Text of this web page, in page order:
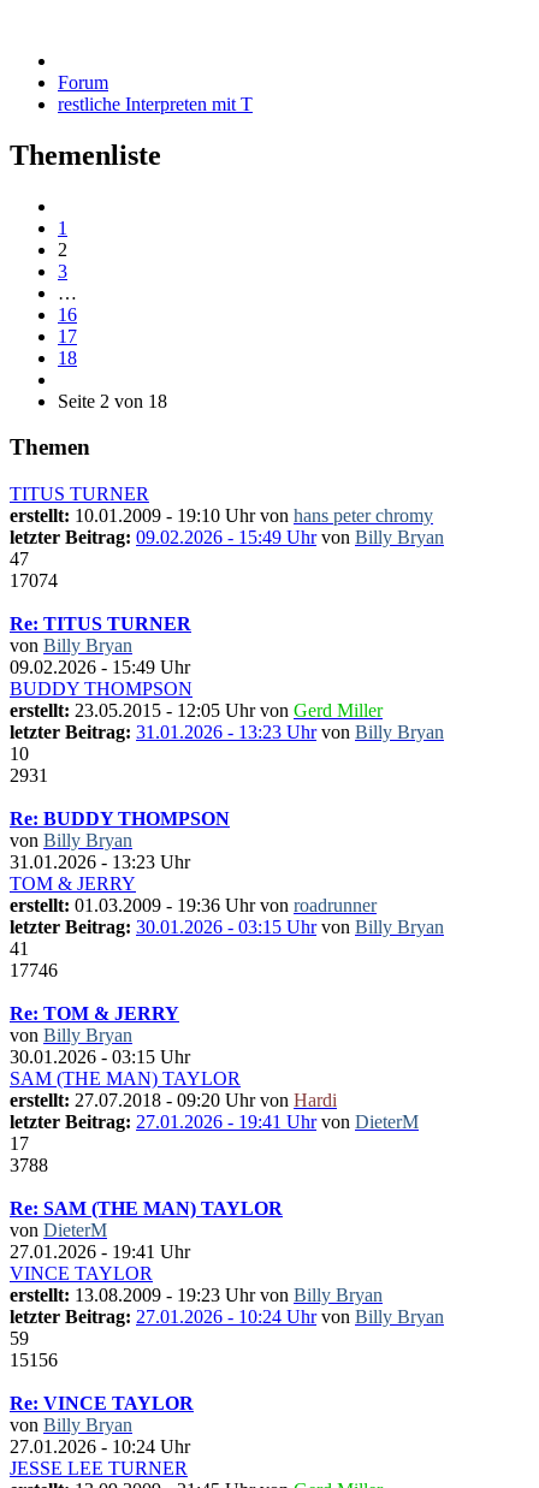
Forum
restliche Interpreten mit T
Themenliste
1
2
3
…
16
17
18
Seite 2 von 18
Themen
TITUS TURNER
erstellt: 10.01.2009 - 19:10 Uhr von hans peter chromy
letzter Beitrag: 09.02.2026 - 15:49 Uhrvon Billy Bryan
47
17074
Re: TITUS TURNER
von Billy Bryan
09.02.2026 - 15:49 Uhr
BUDDY THOMPSON
erstellt: 23.05.2015 - 12:05 Uhr von Gerd Miller
letzter Beitrag: 31.01.2026 - 13:23 Uhrvon Billy Bryan
10
2931
Re: BUDDY THOMPSON
von Billy Bryan
31.01.2026 - 13:23 Uhr
TOM & JERRY
erstellt: 01.03.2009 - 19:36 Uhr von roadrunner
letzter Beitrag: 30.01.2026 - 03:15 Uhrvon Billy Bryan
41
17746
Re: TOM & JERRY
von Billy Bryan
30.01.2026 - 03:15 Uhr
SAM (THE MAN) TAYLOR
erstellt: 27.07.2018 - 09:20 Uhr von Hardi
letzter Beitrag: 27.01.2026 - 19:41 Uhrvon DieterM
17
3788
Re: SAM (THE MAN) TAYLOR
von DieterM
27.01.2026 - 19:41 Uhr
VINCE TAYLOR
erstellt: 13.08.2009 - 19:23 Uhr von Billy Bryan
letzter Beitrag: 27.01.2026 - 10:24 Uhrvon Billy Bryan
59
15156
Re: VINCE TAYLOR
von Billy Bryan
27.01.2026 - 10:24 Uhr
JESSE LEE TURNER